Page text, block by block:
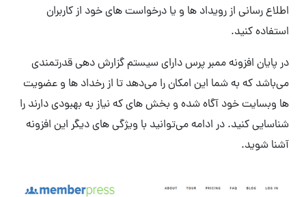
اطلاع رسانی از رویداد ها و یا درخواست های خود از کاربران
استفاده کنید.
در پایان افزونه ممبر پرس دارای سیستم گزارش دهی قدرتمندی
می‌باشد که به شما این امکان را می‌دهد تا از رخداد ها و عضویت
ها وبسایت خود آگاه شده و بخش های که نیاز به بهبودی دارند را
شناسایی کنید. در ادامه می‌توانید با ویژگی های دیگر این افزونه
آشنا شوید.